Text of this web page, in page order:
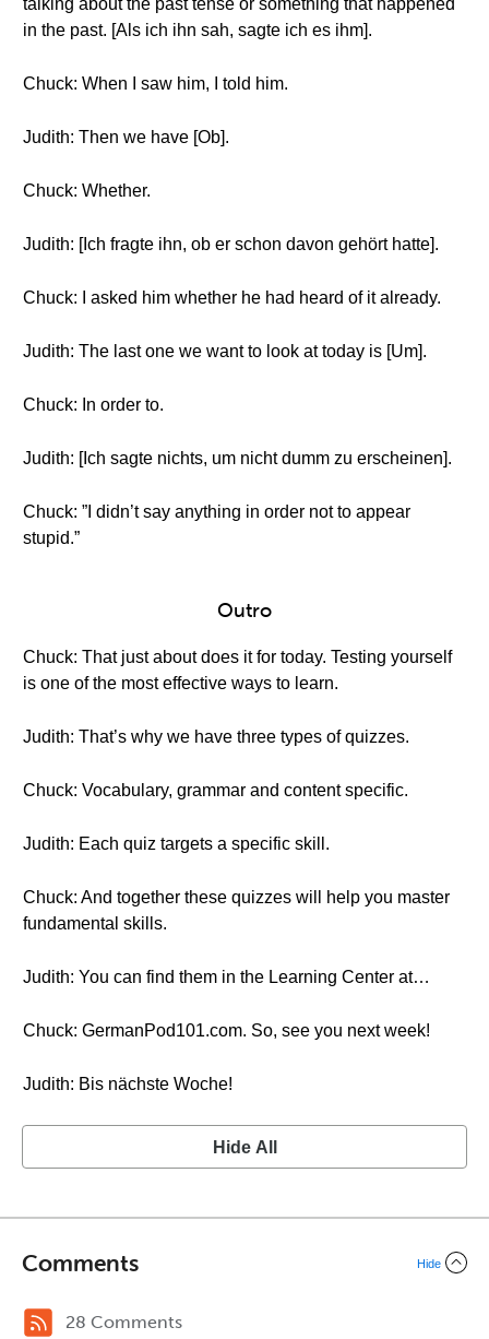
talking about the past tense or something that happened
in the past. [Als ich ihn sah, sagte ich es ihm].
Chuck: When I saw him, I told him.
Judith: Then we have [Ob].
Chuck: Whether.
Judith: [Ich fragte ihn, ob er schon davon gehört hatte].
Chuck: I asked him whether he had heard of it already.
Judith: The last one we want to look at today is [Um].
Chuck: In order to.
Judith: [Ich sagte nichts, um nicht dumm zu erscheinen].
Chuck: ”I didn’t say anything in order not to appear
stupid.”
Outro
Chuck: That just about does it for today. Testing yourself
is one of the most effective ways to learn.
Judith: That’s why we have three types of quizzes.
Chuck: Vocabulary, grammar and content specific.
Judith: Each quiz targets a specific skill.
Chuck: And together these quizzes will help you master
fundamental skills.
Judith: You can find them in the Learning Center at…
Chuck: GermanPod101.com. So, see you next week!
Judith: Bis nächste Woche!
Hide All
Comments Hide
28 Comments